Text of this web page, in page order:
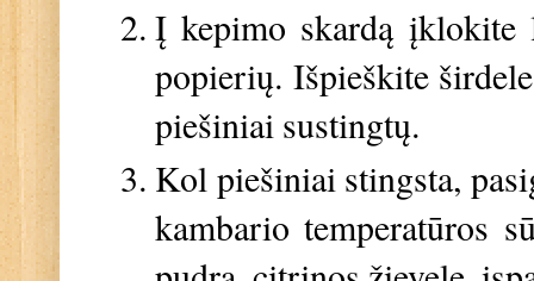
Į kepimo skardą įklokite
popierių. Išpieškite
piešiniai sustingtų.
Kol piešiniai stingsta,
kambario temperatūros